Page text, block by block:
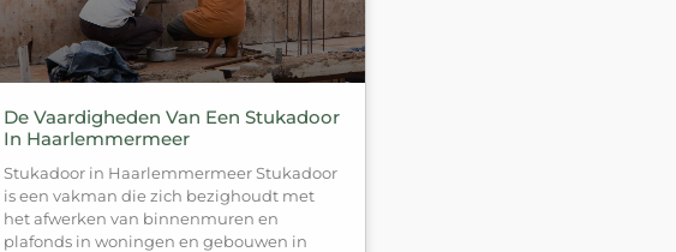
De Vaardigheden Van Een Stukadoor
In Haarlemmermeer
Stukadoor in Haarlemmermeer Stukadoor
is een vakman die zich bezighoudt met
het afwerken van binnenmuren en
plafonds in woningen en gebouwen in